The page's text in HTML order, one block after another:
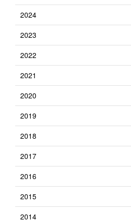
2024
2023
2022
2021
2020
2019
2018
2017
2016
2015
2014